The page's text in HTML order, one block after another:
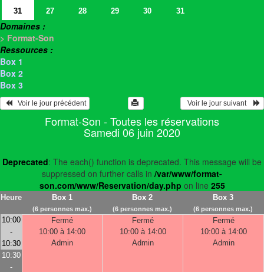
31
27 28 29 30 31
Domaines :
> Format-Son
Ressources :
Box 1
Box 2
Box 3
   Voir le jour précédent
  Voir le jour suivant
Format-Son - Toutes les réservations
Samedi 06 juin 2020
Deprecated: The each() function is deprecated. This message will be
suppressed on further calls in /var/www/format-
son.com/www/Reservation/day.php on line 255
Heure Box 1
(6 personnes max.)
Box 2
(6 personnes max.)
Box 3
(6 personnes max.)
10:00
-
10:30
Fermé
10:00 à 14:00
Admin
Fermé
10:00 à 14:00
Admin
Fermé
10:00 à 14:00
Admin
10:30
-